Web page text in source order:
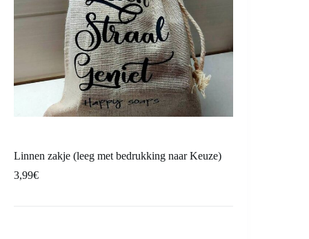
Linnen zakje (leeg met bedrukking naar Keuze)
3,99€